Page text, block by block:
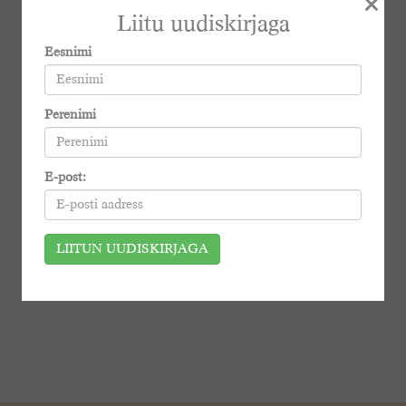
Liitu uudiskirjaga
Eesnimi
Perenimi
E-post: